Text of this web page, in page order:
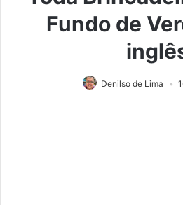
Fundo de
Denilso de Lima